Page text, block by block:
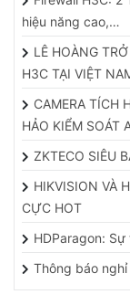
hiệu năng cao,…
LÊ HOÀNG
H3C TẠI VIỆT NAM
CAMERA TÍCH
HẢO KIỂM SOÁT
ZKTECO SIÊU
HIKVISION VÀ
CỰC HOT
HDParagon:
Thông báo